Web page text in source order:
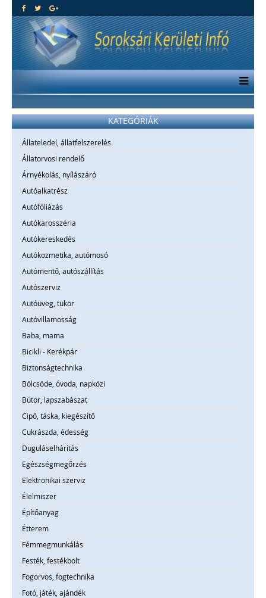
KATEGÓRIÁK
Állateledel, állatfelszerelés
Állatorvosi rendelő
Árnyékolás, nyílászáró
Autóalkatrész
Autófóliázás
Autókarosszéria
Autókereskedés
Autókozmetika, autómosó
Autómentő, autószállítás
Autószerviz
Autóüveg, tükör
Autóvillamosság
Baba, mama
Bicikli - Kerékpár
Biztonságtechnika
Bölcsöde, óvoda, napközi
Bútor, lapszabászat
Cipő, táska, kiegészítő
Cukrászda, édesség
Duguláselhárítás
Egészségmegőrzés
Elektronikai szerviz
Élelmiszer
Építőanyag
Étterem
Fémmegmunkálás
Festék, festékbolt
Fogorvos, fogtechnika
Fotó, játék, ajándék